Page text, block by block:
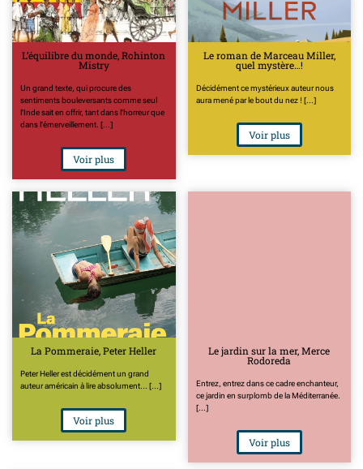
L’équilibre du monde, Rohinton
Mistry
Un grand texte, qui procure des
sentiments bouleversants comme seul
l'Inde sait en offrir, tant dans l'horreur que
dans l'émerveillement. [...]
Voir plus
Le roman de Marceau Miller,
quel mystère…!
Décidément ce mystérieux auteur nous
aura mené par le bout du nez ! [...]
Voir plus
La Pommeraie, Peter Heller
Peter Heller est décidément un grand
auteur américain à lire absolument... [...]
Voir plus
Le jardin sur la mer, Merce
Rodoreda
Entrez, entrez dans ce cadre enchanteur,
ce jardin en surplomb de la Méditerranée.
[...]
Voir plus